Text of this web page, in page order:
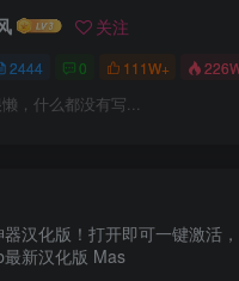
关注
2444 0 111W+
，什么都没有写...
汉化版！打开即可一键激活
新汉化版 Mas